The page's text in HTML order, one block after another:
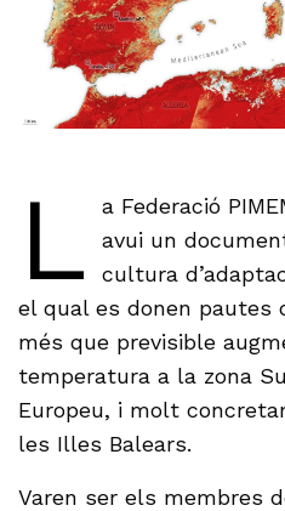
L
a Federació
avui un
cultura
el qual es donen pautes
més que previsible
temperatura a la zona
Europeu, i molt
les Illes Balears.
Varen ser els membres